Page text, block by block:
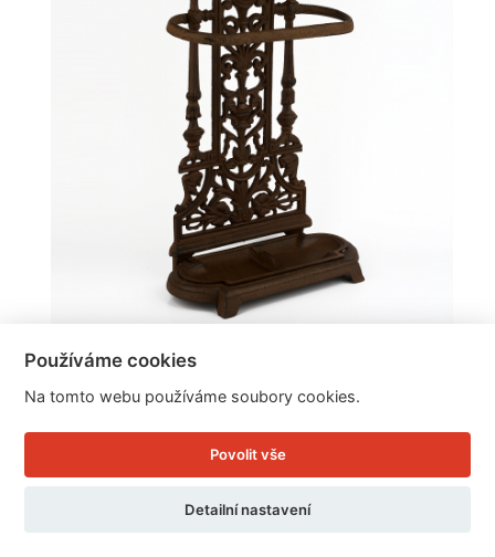
Stojan na deštníky litinový 53cm
Cena: 1.729 Kč
Skladem
Doručíme do: 11.8.
Používáme cookies
Na tomto webu používáme soubory cookies.
Povolit vše
Detailní nastavení